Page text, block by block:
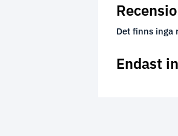
Det finns inga
Endast